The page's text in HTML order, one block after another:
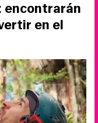
encontrarán
en el